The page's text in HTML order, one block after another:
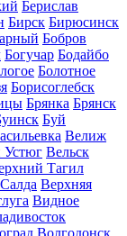
Берислав
Бирск Бирюсинск
Бобров
Богучар Бодайбо
Болотное
Борисоглебск
Брянка Брянск
Буй
Велиж
Устюг Вельск
Тагил
Верхняя
Видное
Волгодонск